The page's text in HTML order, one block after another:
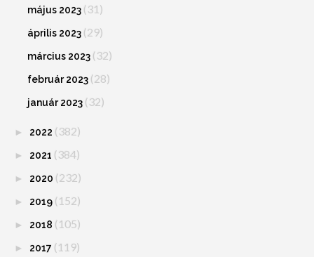
május 2023 (31)
április 2023 (29)
március 2023 (32)
február 2023 (28)
január 2023 (32)
► 2022 (382)
► 2021 (384)
► 2020 (232)
► 2019 (152)
► 2018 (105)
► 2017 (119)